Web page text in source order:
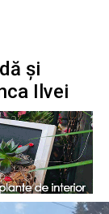
şi
Ilvei